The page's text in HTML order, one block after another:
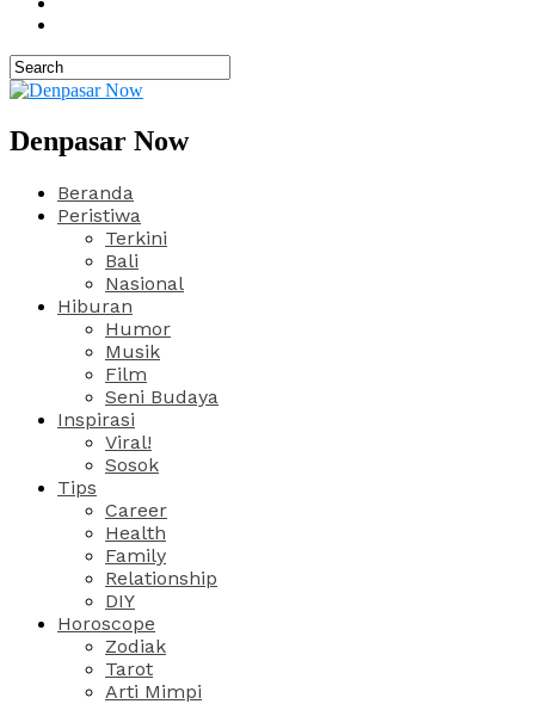
Denpasar Now
Beranda
Peristiwa
Terkini
Bali
Nasional
Hiburan
Humor
Musik
Film
Seni Budaya
Inspirasi
Viral!
Sosok
Tips
Career
Health
Family
Relationship
DIY
Horoscope
Zodiak
Tarot
Arti Mimpi